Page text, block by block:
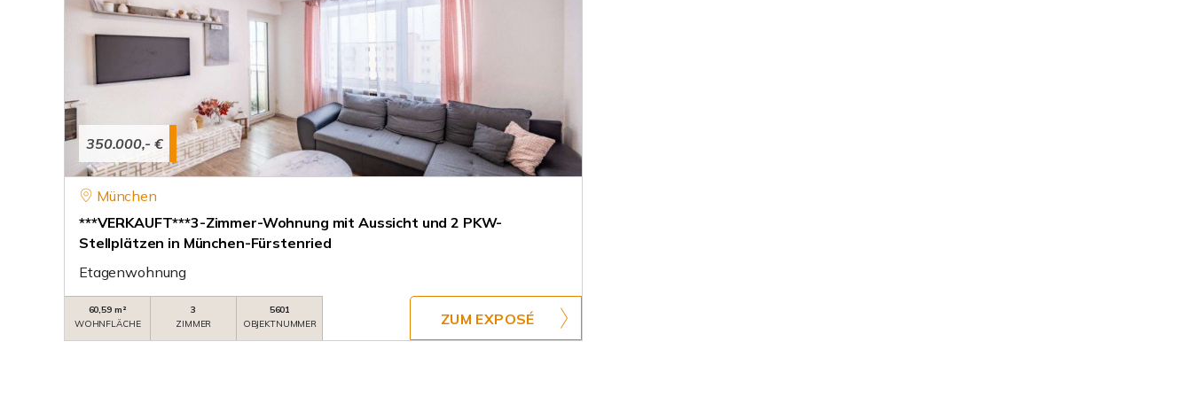
350.000,- €
München
***VERKAUFT***3-Zimmer-Wohnung mit Aussicht und 2 PKW-
Stellplätzen in München-Fürstenried
Etagenwohnung
60,59 m²
WOHNFLÄCHE
3
ZIMMER
5601
OBJEKTNUMMER
ZUM EXPOSÉ